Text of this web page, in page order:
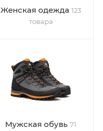
Женская одежда 123
товара
Мужская обувь 71